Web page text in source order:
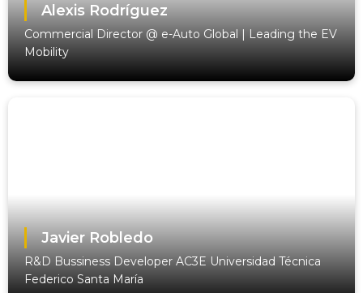
Alexis Rodríguez
Commercial Director @ e-Auto Global | Leading the EV
Mobility
Javier Robledo
R&D Bussiness Developer AC3E Universidad Técnica
Federico Santa María